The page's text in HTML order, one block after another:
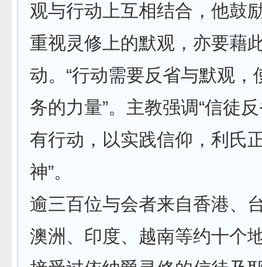
观与行动上互相结合，他鼓
重视灵修上的默观，亦要藉
动。“行动需要反省与默观，
务的力量”。主教强调“信徒
有行动，以实践信仰，利氏
神”。
逾三百位与会者来自香港、
澳洲、印度、越南等约十个